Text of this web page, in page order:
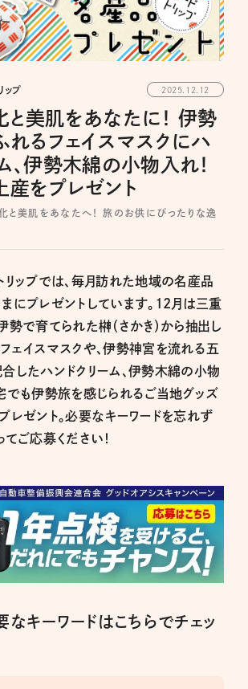
ップ 2025.12.12
と美肌をあなたに！ 伊勢
れるフェイスマスクにハ
、伊勢木綿の小物入れ！
産をプレゼント
と美肌をあなたへ！ 旅のお供にぴったりな逸
リップでは、毎月訪れた地域の名産品
にプレゼントしています。12月は三重
勢で育てられた榊（さかき）から抽出し
ェイスマスクや、伊勢神宮を流れる五
したハンドクリーム、伊勢木綿の小物
でも伊勢旅を感じられるご当地グッズ
レゼント。必要なキーワードを忘れず
てご応募ください！
なキーワードはこちらでチェッ